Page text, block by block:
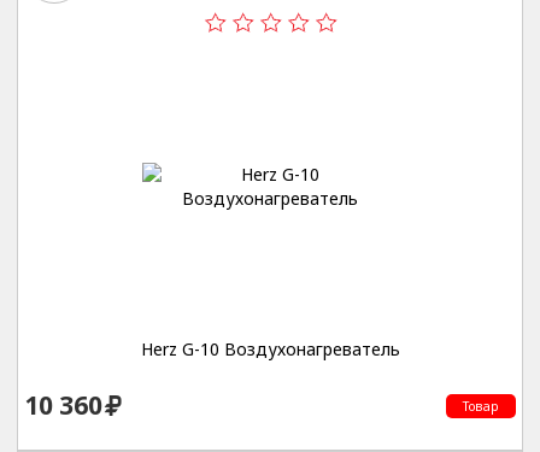
Herz G-10 Воздухонагреватель
10 360 Товар